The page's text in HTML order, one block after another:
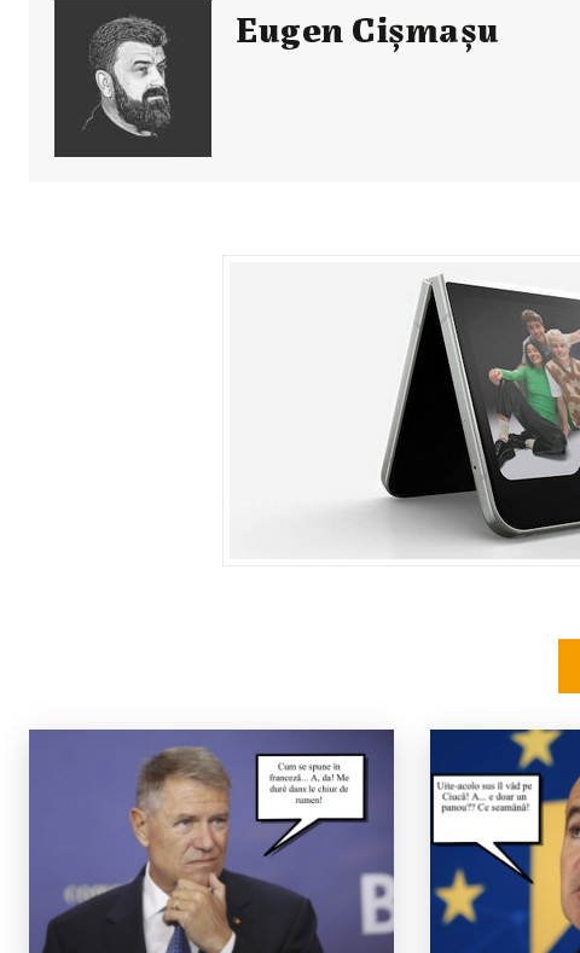
Eugen Cișmașu